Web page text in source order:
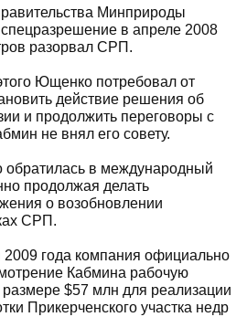
Минприроды
в апреле 2008
разорвал СРП.
Ющенко потребовал от
действие решения об
и продолжить переговоры с
не внял его совету.
обратилась в международный
продолжая делать
о возобновлении
СРП.
2009 года компания официально
Кабмина рабочую
$57 млн для реализации
Прикерченского участка недр